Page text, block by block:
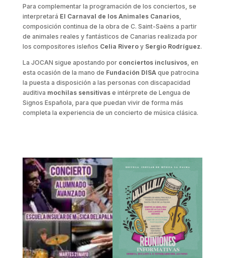
Para complementar la programación de los conciertos, se
interpretará El Carnaval de los Animales Canarios,
composición continua de la obra de C. Saint-Saëns a partir
de animales reales y fantásticos de Canarias realizada por
los compositores isleños Celia Riveroy Sergio Rodríguez.
La JOCAN sigue apostando por conciertos inclusivos, en
esta ocasión de la mano de Fundación DISAque patrocina
la puesta a disposición a las personas con discapacidad
auditiva mochilas sensitivase intérprete de Lengua de
Signos Española, para que puedan vivir de forma más
completa la experiencia de un concierto de música clásica.